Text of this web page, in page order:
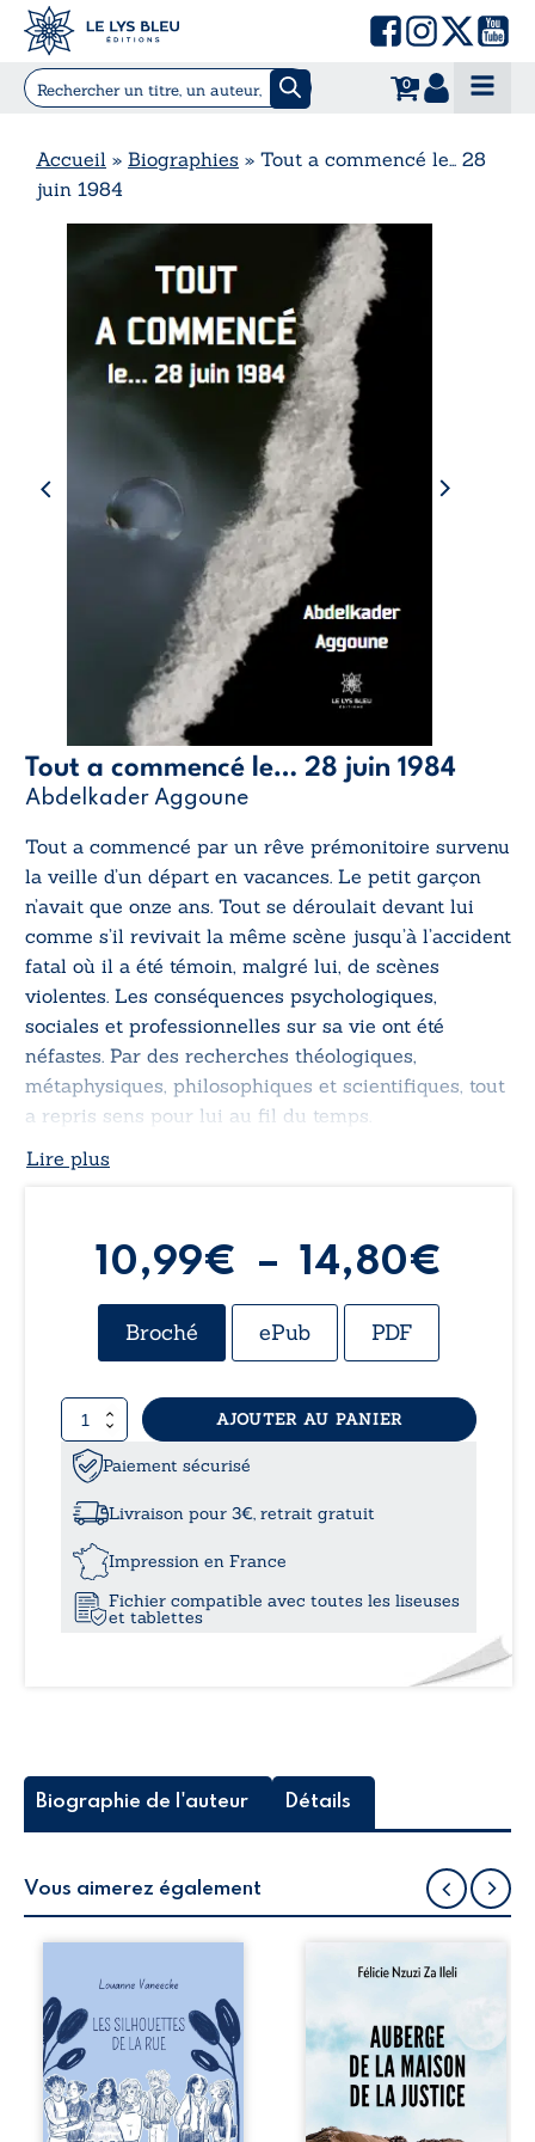
0
Accueil » Biographies » Tout a commencé le… 28
juin 1984
Tout a commencé le… 28 juin 1984
Abdelkader Aggoune
Tout a commencé par un rêve prémonitoire survenu
la veille d’un départ en vacances. Le petit garçon
n’avait que onze ans. Tout se déroulait devant lui
comme s’il revivait la même scène jusqu’à l’accident
fatal où il a été témoin, malgré lui, de scènes
violentes. Les conséquences psychologiques,
sociales et professionnelles sur sa vie ont été
néfastes. Par des recherches théologiques,
métaphysiques, philosophiques et scientifiques, tout
a repris sens pour lui au fil du temps.
Lire plus
10,99€ – 14,80€
Broché ePub PDF
quantité
de
Tout
commencé
28
juin
1984
AJOUTER AU PANIER
Paiement sécurisé
Livraison pour 3€, retrait gratuit
Impression en France
Fichier compatible avec toutes les liseuses
et tablettes
Biographie de l'auteur Détails
Vous aimerez également
la rue donne la
parole à six
personnages
ordinaires,
traversés par des
pensées, des
émotions et des
silences qui
Auberge de la
récit-témoignage
consacré au
parcours
exemplaire de
Mbala Zi Nkuaku
Lema Félix.